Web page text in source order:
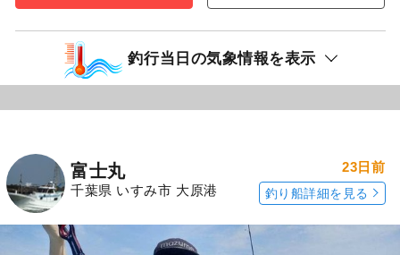
釣行当日の気象情報を表示
富士丸
千葉県 いすみ市 大原港
23日前
釣り船詳細を見る